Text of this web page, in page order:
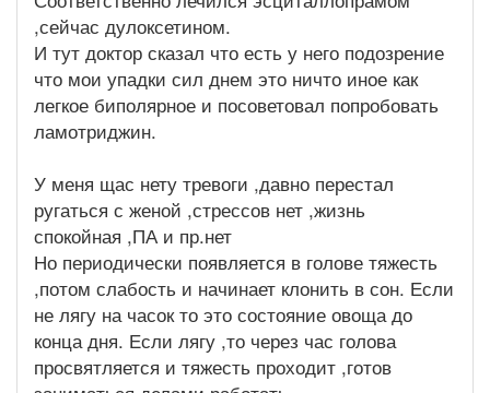
,сейчас дулоксетином.
И тут доктор сказал что есть у него подозрение
что мои упадки сил днем это ничто иное как
легкое биполярное и посоветовал попробовать
ламотриджин.
У меня щас нету тревоги ,давно перестал
ругаться с женой ,стрессов нет ,жизнь
спокойная ,ПА и пр.нет
Но периодически появляется в голове тяжесть
,потом слабость и начинает клонить в сон. Если
не лягу на часок то это состояние овоща до
конца дня. Если лягу ,то через час голова
просвятляется и тяжесть проходит ,готов